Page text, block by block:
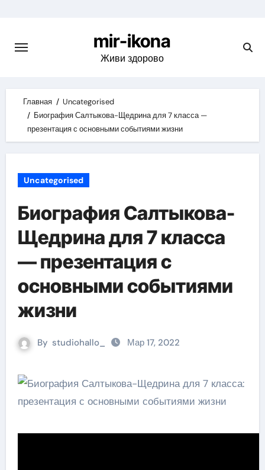
content
mir-ikona
Живи здорово
Главная
Uncategorised
Биография Салтыкова-Щедрина для 7 класса —
презентация с основными событиями жизни
Uncategorised
Биография Салтыкова-
Щедрина для 7 класса
— презентация с
основными событиями
жизни
By studiohallo_ Мар 17, 2022